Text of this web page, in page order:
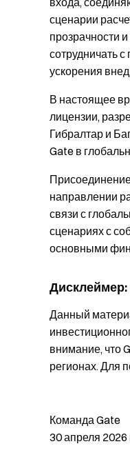
сценарии
прозрачности
сотрудничать
ускорения
В настоящее
лицензии,
Гибралтар и
Gate в
направлении
связи с
сценариях с
основными
Дисклеймер:
Данный
внимание, что
регионах. Для
Команда Gate
30 апреля 2026